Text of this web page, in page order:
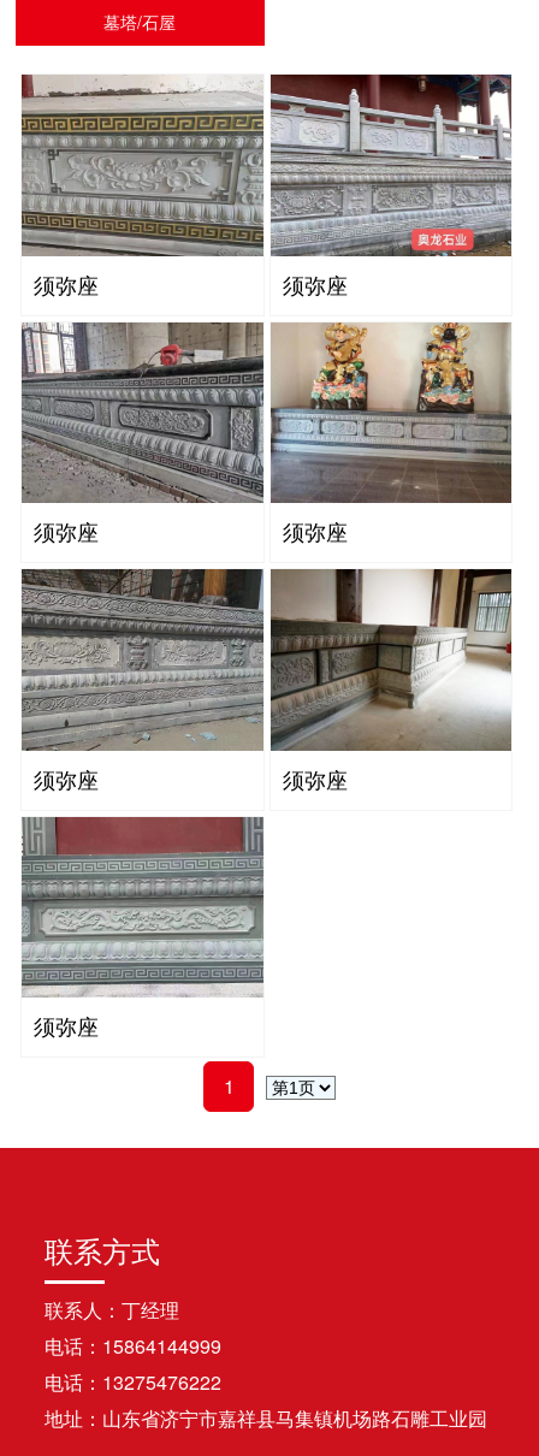
墓塔/石屋
须弥座 须弥座
须弥座 须弥座
须弥座 须弥座
须弥座
1
联系方式
联系人：丁经理
电话：15864144999
电话：13275476222
地址：山东省济宁市嘉祥县马集镇机场路石雕工业园